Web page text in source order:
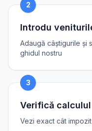
2
Introdu
Adaugă câștigurile și
ghidul nostru
3
Verifică calculul
Vezi exact cât